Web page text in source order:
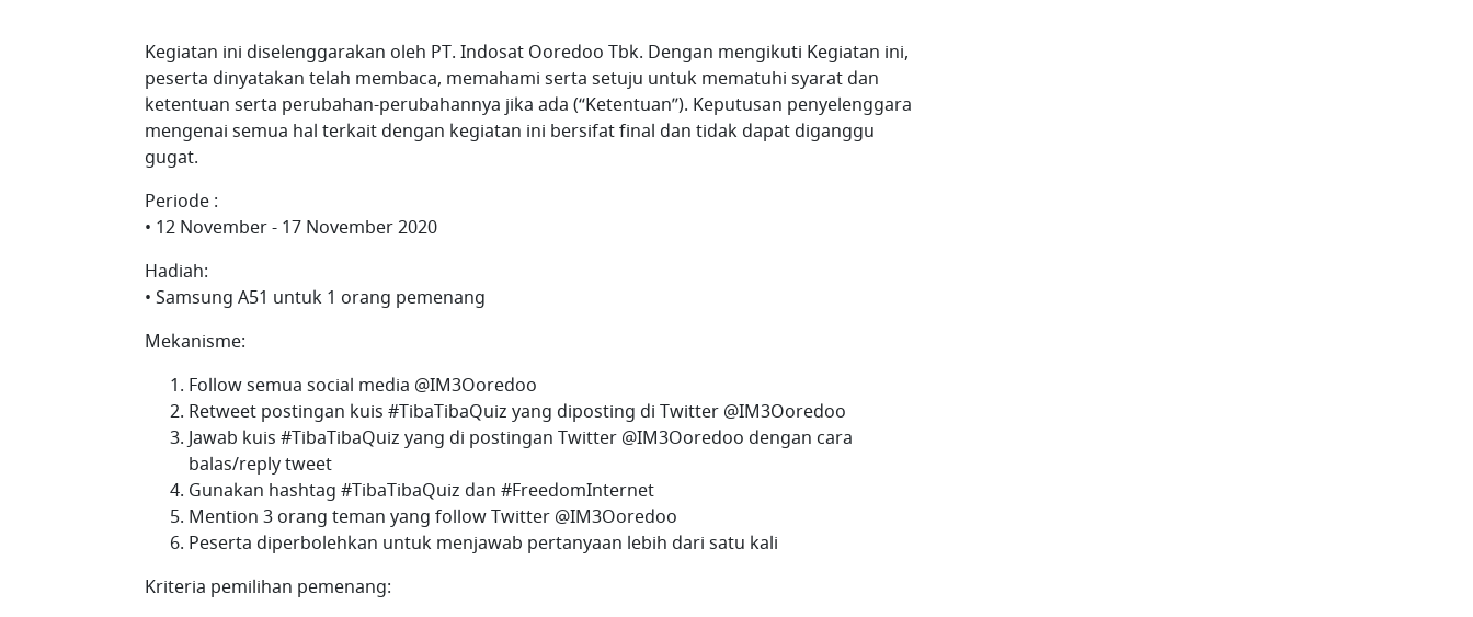
Kegiatan ini diselenggarakan oleh PT. Indosat Ooredoo Tbk. Dengan mengikuti Kegiatan ini,
peserta dinyatakan telah membaca, memahami serta setuju untuk mematuhi syarat dan
ketentuan serta perubahan-perubahannya jika ada (“Ketentuan”). Keputusan penyelenggara
mengenai semua hal terkait dengan kegiatan ini bersifat final dan tidak dapat diganggu
gugat.
Periode :
• 12 November - 17 November 2020
Hadiah:
• Samsung A51 untuk 1 orang pemenang
Mekanisme:
Follow semua social media @IM3Ooredoo
Retweet postingan kuis #TibaTibaQuiz yang diposting di Twitter @IM3Ooredoo
Jawab kuis #TibaTibaQuiz yang di postingan Twitter @IM3Ooredoo dengan cara
balas/reply tweet
Gunakan hashtag #TibaTibaQuiz dan #FreedomInternet
Mention 3 orang teman yang follow Twitter @IM3Ooredoo
Peserta diperbolehkan untuk menjawab pertanyaan lebih dari satu kali
Kriteria pemilihan pemenang: